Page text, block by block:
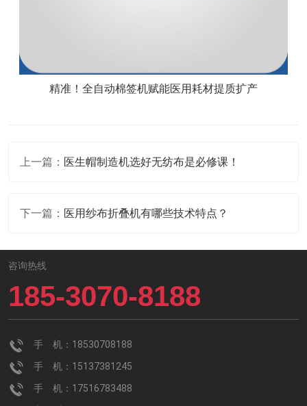
精准！全自动棉签机赋能医用耗材提质扩产
上一篇： 医生帽制造机选好无纺布是必修课！
下一篇： 医用纱布折叠机有哪些技术特点？
咨询热线
185-3070-8188
手 机：18530708188
手 机：15137381245
手 机：17516783488